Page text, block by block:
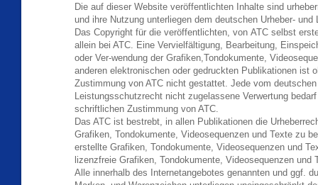
Die auf dieser Website veröffentlichten Inhalte sind
und ihre Nutzung unterliegen dem deutschen Urheber-
Das Copyright für die veröffentlichten, von ATC selbst
allein bei ATC. Eine Vervielfältigung, Bearbeitung,
oder Ver-wendung der Grafiken,Tondokumente,
anderen elektronischen oder gedruckten Publikationen ist
Zustimmung von ATC nicht gestattet. Jede vom deutschen
Leistungsschutzrecht nicht zugelassene Verwertung
schriftlichen Zustimmung von ATC.
Das ATC ist bestrebt, in allen Publikationen die
Grafiken, Tondokumente, Videosequenzen und Texte zu
erstellte Grafiken, Tondokumente, Videosequenzen und
lizenzfreie Grafiken, Tondokumente, Videosequenzen und
Alle innerhalb des Internetangebotes genannten und ggf.